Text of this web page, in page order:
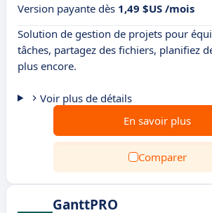
Version payante dès 1,49 $US /mois
Solution de gestion de projets pour
tâches, partagez des fichiers, planifiez
plus encore.
Voir plus de détails
En savoir plus
Comparer
GanttPRO